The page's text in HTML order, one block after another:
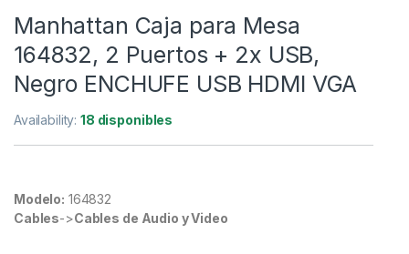
Manhattan Caja para Mesa
164832, 2 Puertos + 2x USB,
Negro ENCHUFE USB HDMI VGA
Availability:18 disponibles
Modelo: 164832
Cables->Cables de Audio y Video